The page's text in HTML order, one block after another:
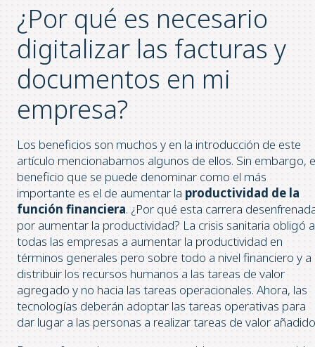
¿Por qué es necesario
digitalizar las facturas y
documentos en mi
empresa?
Los beneficios son muchos y en la introducción de este
artículo mencionabamos algunos de ellos. Sin embargo,
beneficio que se puede denominar como el más
importante es el de aumentar la productividad de la
función financiera. ¿Por qué esta carrera
por aumentar la productividad? La crisis sanitaria obligó a
todas las empresas a aumentar la productividad en
términos generales pero sobre todo a nivel financiero y a
distribuir los recursos humanos a las tareas de valor
agregado y no hacia las tareas operacionales. Ahora, las
tecnologías deberán adoptar las tareas operativas para
dar lugar a las personas a realizar tareas de valor